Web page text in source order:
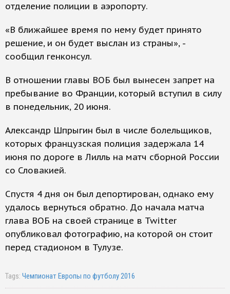
отделение полиции в аэропорту.
«В ближайшее время по нему будет принято
решение, и он будет выслан из страны», -
сообщил генконсул.
В отношении главы ВОБ был вынесен запрет на
пребывание во Франции, который вступил в силу
в понедельник, 20 июня.
Александр Шпрыгин был в числе болельщиков,
которых французская полиция задержала 14
июня по дороге в Лилль на матч сборной России
со Словакией.
Спустя 4 дня он был депортирован, однако ему
удалось вернуться обратно. До начала матча
глава ВОБ на своей странице в Twitter
опубликовал фотографию, на которой он стоит
перед стадионом в Тулузе.
Tags: Чемпионат Европы по футболу 2016